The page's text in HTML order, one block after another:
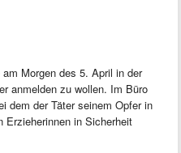
Morgen des 5. April in der
anmelden zu wollen. Im Büro
dem der Täter seinem Opfer in
Erzieherinnen in Sicherheit